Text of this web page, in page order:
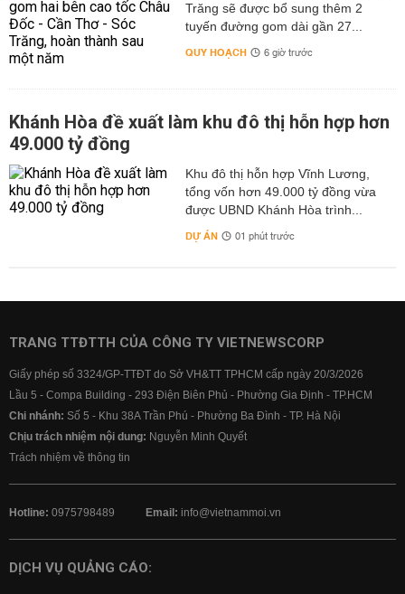
Trăng sẽ được bổ sung thêm 2
tuyến đường gom dài gần 27...
QUY HOẠCH 6 giờ trước
Khánh Hòa đề xuất làm khu đô thị hỗn hợp hơn
49.000 tỷ đồng
Khu đô thị hỗn hợp Vĩnh Lương,
tổng vốn hơn 49.000 tỷ đồng vừa
được UBND Khánh Hòa trình...
DỰ ÁN 01 phút trước
TRANG TTĐTTH CỦA CÔNG TY VIETNEWSCORP
Giấy phép số 3324/GP-TTĐT do Sở VH&TT TPHCM cấp ngày 20/3/2026
Lầu 5 - Compa Building - 293 Điện Biên Phủ - Phường Gia Định - TP.HCM
Chi nhánh: Số 5 - Khu 38A Trần Phú - Phường Ba Đình - TP. Hà Nội
Chịu trách nhiệm nội dung: Nguyễn Minh Quyết
Trách nhiệm về thông tin
Hotline: 0975798489 Email: info@vietnammoi.vn
DỊCH VỤ QUẢNG CÁO: